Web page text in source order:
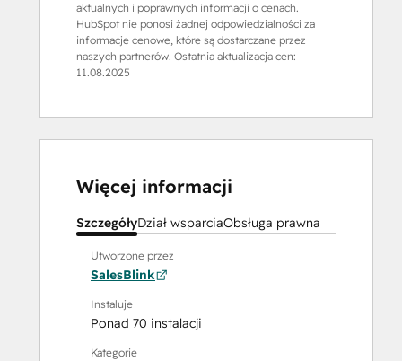
aktualnych i poprawnych informacji o cenach.
HubSpot nie ponosi żadnej odpowiedzialności za
informacje cenowe, które są dostarczane przez
naszych partnerów. Ostatnia aktualizacja cen:
11.08.2025
Więcej informacji
SzczegółyDział wsparciaObsługa prawna
Utworzone przez
SalesBlink
Instaluje
Ponad 70 instalacji
Kategorie